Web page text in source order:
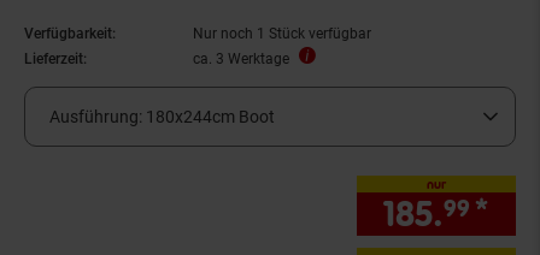
Verfügbarkeit:
Nur noch 1 Stück verfügbar
Lieferzeit:
ca. 3 Werktage
Ausführung: 180x244cm Boot
nur
185.99 *